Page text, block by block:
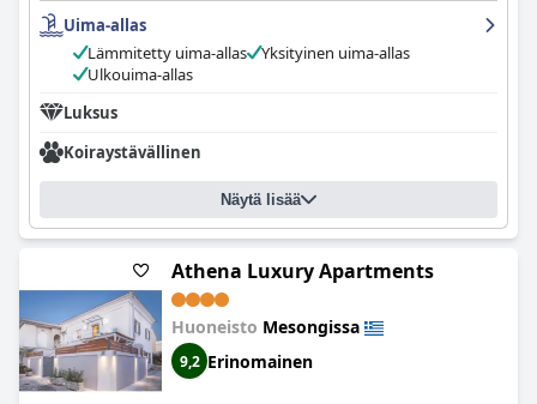
Uima-allas
Lämmitetty uima-allas
Yksityinen uima-allas
Ulkouima-allas
Luksus
Koiraystävällinen
Näytä lisää
Athena Luxury Apartments
Huoneisto Mesongissa
9,2 Erinomainen